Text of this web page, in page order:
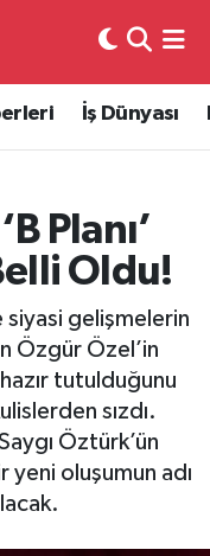
İş Dünyası
Planı’
Oldu!
siyasi gelişmelerin
Özgür Özel’in
tutulduğunu
sızdı.
Öztürk’ün
yeni oluşumun adı